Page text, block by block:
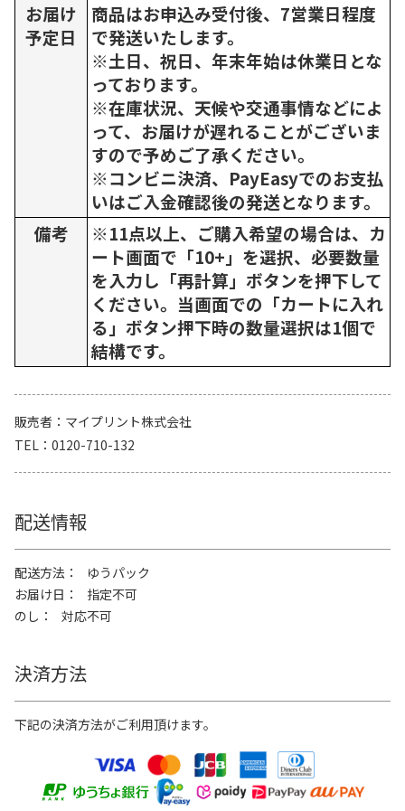
お届け
予定日
商品はお申込み受付後、7営業日程度
で発送いたします。
※土日、祝日、年末年始は休業日とな
っております。
※在庫状況、天候や交通事情などによ
って、お届けが遅れることがございま
すので予めご了承ください。
※コンビニ決済、PayEasyでのお支払
いはご入金確認後の発送となります。
備考
※11点以上、ご購入希望の場合は、カ
ート画面で「10+」を選択、必要数量
を入力し「再計算」ボタンを押下して
ください。当画面での「カートに入れ
る」ボタン押下時の数量選択は1個で
結構です。
販売者
マイプリント株式会社
TEL
0120-710-132
配送情報
配送方法
ゆうパック
お届け日
指定不可
のし
対応不可
決済方法
下記の決済方法がご利用頂けます。